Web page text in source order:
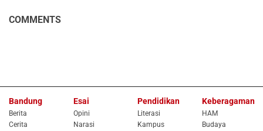
COMMENTS
Bandung
Berita
Cerita
Esai
Opini
Narasi
Pendidikan
Literasi
Kampus
Keberagaman
HAM
Budaya